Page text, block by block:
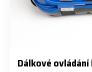
Dálkové